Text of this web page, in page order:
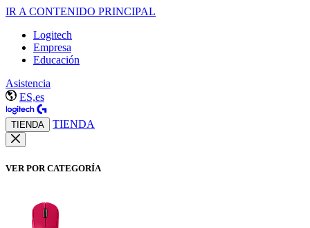
IR A CONTENIDO PRINCIPAL
Logitech
Empresa
Educación
Asistencia
ES,es
TIENDA TIENDA
VER POR CATEGORÍA